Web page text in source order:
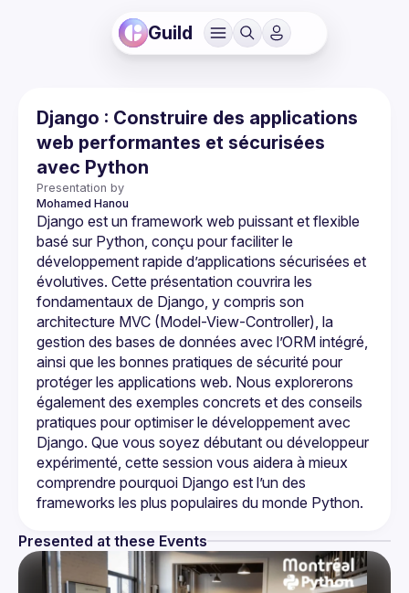
Guild
Django : Construire des applications
web performantes et sécurisées
avec Python
Presentation by
Mohamed Hanou
Django est un framework web puissant et flexible
basé sur Python, conçu pour faciliter le
développement rapide d’applications sécurisées et
évolutives. Cette présentation couvrira les
fondamentaux de Django, y compris son
architecture MVC (Model-View-Controller), la
gestion des bases de données avec l’ORM intégré,
ainsi que les bonnes pratiques de sécurité pour
protéger les applications web. Nous explorerons
également des exemples concrets et des conseils
pratiques pour optimiser le développement avec
Django. Que vous soyez débutant ou développeur
expérimenté, cette session vous aidera à mieux
comprendre pourquoi Django est l’un des
Presented at these Events